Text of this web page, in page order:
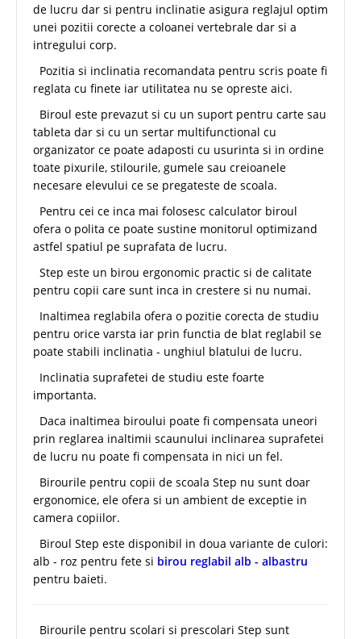
de lucru dar si pentru inclinatie asigura reglajul optim
unei pozitii corecte a coloanei vertebrale dar si a
intregului corp.
Pozitia si inclinatia recomandata pentru scris poate fi
reglata cu finete iar utilitatea nu se opreste aici.
Biroul este prevazut si cu un suport pentru carte sau
tableta dar si cu un sertar multifunctional cu
organizator ce poate adaposti cu usurinta si in ordine
toate pixurile, stilourile, gumele sau creioanele
necesare elevului ce se pregateste de scoala.
Pentru cei ce inca mai folosesc calculator biroul
ofera o polita ce poate sustine monitorul optimizand
astfel spatiul pe suprafata de lucru.
Step este un birou ergonomic practic si de calitate
pentru copii care sunt inca in crestere si nu numai.
Inaltimea reglabila ofera o pozitie corecta de studiu
pentru orice varsta iar prin functia de blat reglabil se
poate stabili inclinatia - unghiul blatului de lucru.
Inclinatia suprafetei de studiu este foarte
importanta.
Daca inaltimea biroului poate fi compensata uneori
prin reglarea inaltimii scaunului inclinarea suprafetei
de lucru nu poate fi compensata in nici un fel.
Birourile pentru copii de scoala Step nu sunt doar
ergonomice, ele ofera si un ambient de exceptie in
camera copiilor.
Biroul Step este disponibil in doua variante de culori:
alb - roz pentru fete si birou reglabil alb - albastru
pentru baieti.
Birourile pentru scolari si prescolari Step sunt